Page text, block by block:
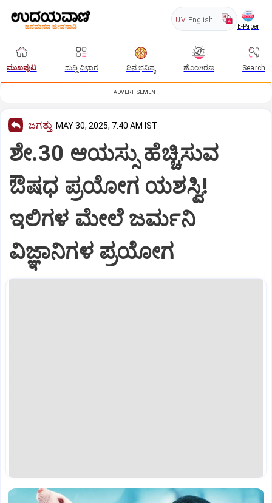
UV English
E-Paper
ಮುಖಪುಟ ಸುದ್ದಿ ವಿಭಾಗ ದಿನ ಭವಿಷ್ಯ ಹೊಂಗಿರಣ Search
ADVERTISEMENT
ಜಗತ್ತು MAY 30, 2025, 7:40 AM IST
ಶೇ.30 ಆಯಸ್ಸು ಹೆಚ್ಚಿಸುವ
ಔಷಧ ಪ್ರಯೋಗ ಯಶಸ್ವಿ!
ಇಲಿಗಳ ಮೇಲೆ ಜರ್ಮನಿ
ವಿಜ್ಞಾನಿಗಳ ಪ್ರಯೋಗ